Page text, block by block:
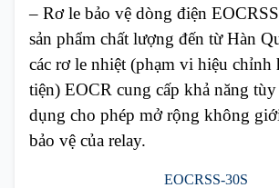
– Rơ le bảo vệ dòng điện
sản phẩm chất lượng đến từ Hàn
các rơ le nhiệt (phạm vi hiệu chỉnh
tiện) EOCR cung cấp khả năng
dụng cho phép mở rộng không
bảo vệ của relay.
EOCRSS-30S